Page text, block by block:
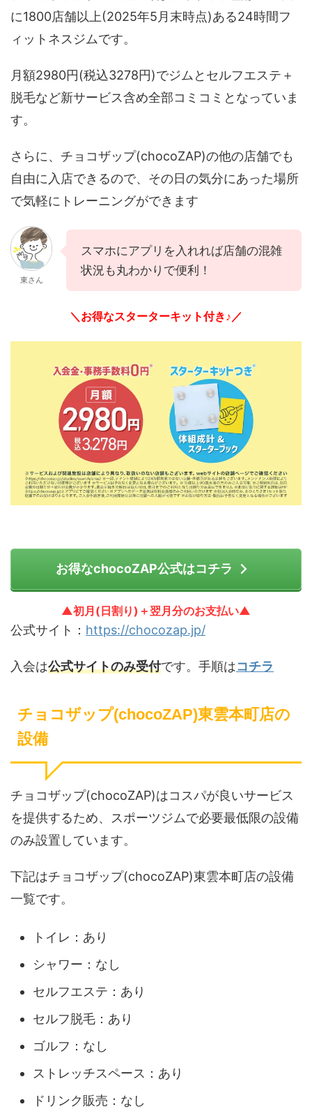
に1800店舗以上(2025年5月末時点)ある24時間フ
ィットネスジムです。
月額2980円(税込3278円)でジムとセルフエステ＋
脱毛など新サービス含め全部コミコミとなっていま
す。
さらに、チョコザップ(chocoZAP)の他の店舗でも
自由に入店できるので、その日の気分にあった場所
で気軽にトレーニングができます
東さん
スマホにアプリを入れれば店舗の混雑
状況も丸わかりで便利！
＼お得なスターターキット付き♪／
お得なchocoZAP公式はコチラ
▲初月(日割り)＋翌月分のお支払い▲
公式サイト： https://chocozap.jp/
入会は公式サイトのみ受付です。手順はコチラ
チョコザップ(chocoZAP)東雲本町店の
設備
チョコザップ(chocoZAP)はコスパが良いサービス
を提供するため、スポーツジムで必要最低限の設備
のみ設置しています。
下記はチョコザップ(chocoZAP)東雲本町店の設備
一覧です。
トイレ：あり
シャワー：なし
セルフエステ：あり
セルフ脱毛：あり
ゴルフ：なし
ストレッチスペース：あり
ドリンク販売：なし